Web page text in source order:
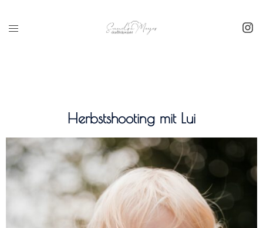
Herbstshooting mit Lui